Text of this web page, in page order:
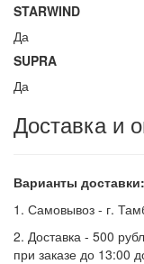
STARWIND
Да
SUPRA
Да
Доставка и
Варианты доставки:
1. Самовывоз - г.
2. Доставка - 500
при заказе до 13:00